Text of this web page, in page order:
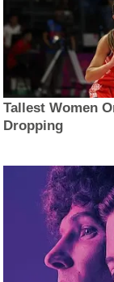
Tallest Women
Dropping